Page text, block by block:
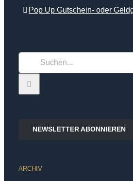
Pop Up Gutschein- oder
nach:
NEWSLETTER ABONNIEREN
ARCHIV